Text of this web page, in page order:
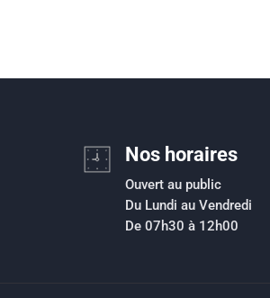
Nos horaires
Ouvert au public
Du Lundi au Vendredi
De 07h30 à 12h00